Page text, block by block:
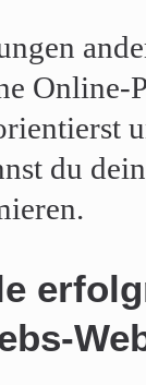
Online-
du